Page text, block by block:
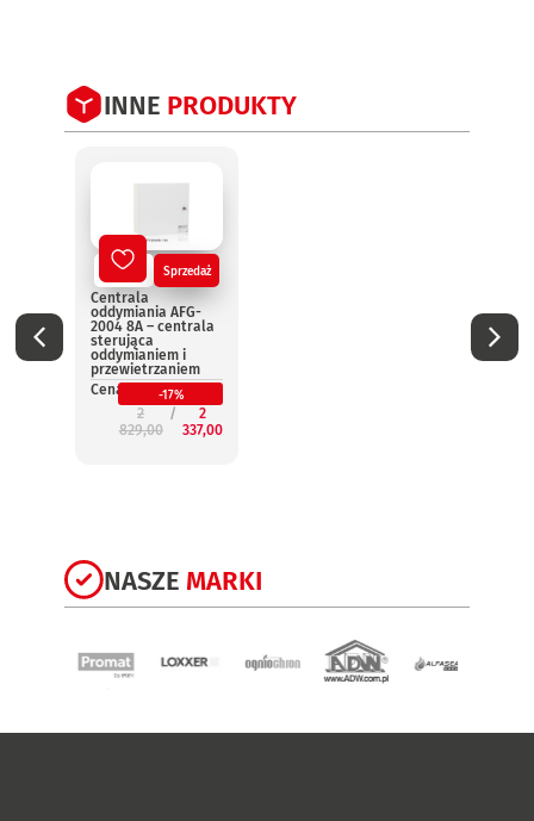
INNE PRODUKTY
Nowy Sprzedaż
Centrala
oddymiania AFG-
2004 8A – centrala
sterująca
oddymianiem i
przewietrzaniem
Cena:
-17%
2
829,00
2
337,00
NASZE MARKI